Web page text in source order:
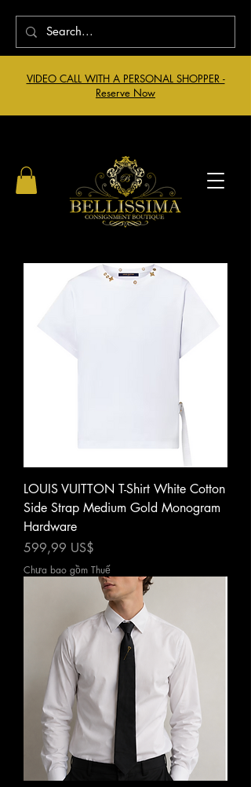
VIDEO CALL WITH A PERSONAL SHOPPER -
Reserve Now
LOUIS VUITTON T-Shirt White Cotton
Side Strap Medium Gold Monogram
Hardware
Giá
599,99 US$
Chưa bao gồm Thuế